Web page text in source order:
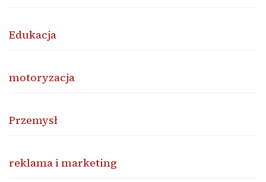
Edukacja
motoryzacja
Przemysł
reklama i marketing